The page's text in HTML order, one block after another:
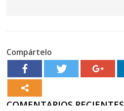
Compártelo
COMENTARIOS RECIENTES